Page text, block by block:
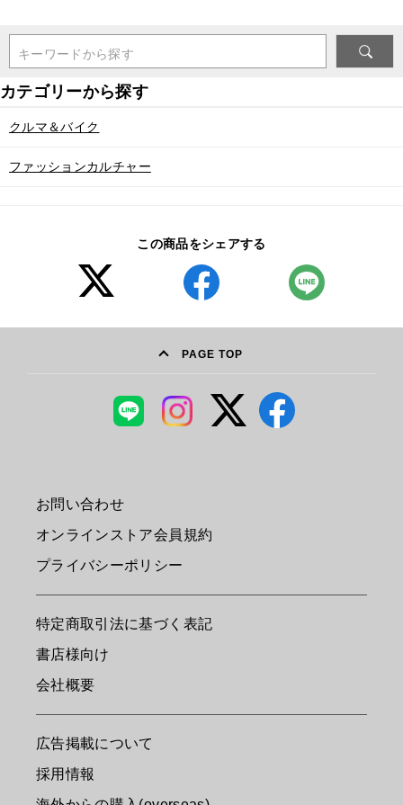
キーワードから探す
クルマ＆バイク
ファッションカルチャー
この商品をシェアする
PAGE TOP
お問い合わせ
オンラインストア会員規約
プライバシーポリシー
特定商取引法に基づく表記
書店様向け
会社概要
広告掲載について
採用情報